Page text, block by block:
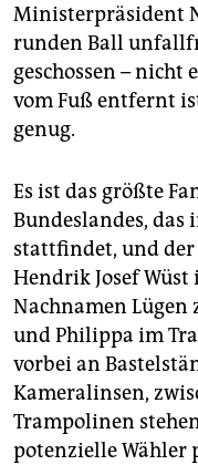
epaper login
Ministerpräsident
runden Ball
geschossen – nicht
vom Fuß entfernt
genug.
Es ist das größte
Bundeslandes, das
stattfindet, und
Hendrik Josef
Nachnamen Lügen
und Philippa im
vorbei an
Kameralinsen,
Trampolinen
potenzielle Wähler